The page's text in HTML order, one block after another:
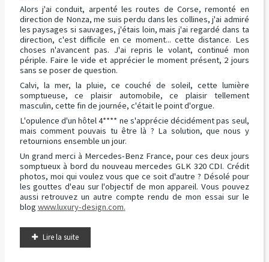
Alors j'ai conduit, arpenté les routes de Corse, remonté en
direction de Nonza, me suis perdu dans les collines, j'ai admiré
les paysages si sauvages, j'étais loin, mais j'ai regardé dans ta
direction, c'est difficile en ce moment... cette distance. Les
choses n'avancent pas. J'ai repris le volant, continué mon
périple. Faire le vide et apprécier le moment présent, 2 jours
sans se poser de question.
Calvi, la mer, la pluie, ce couché de soleil, cette lumière
somptueuse, ce plaisir automobile, ce plaisir tellement
masculin, cette fin de journée, c'était le point d'orgue.
L'opulence d'un hôtel 4**** ne s'apprécie décidément pas seul,
mais comment pouvais tu être là ? La solution, que nous y
retournions ensemble un jour.
Un grand merci à Mercedes-Benz France, pour ces deux jours
somptueux à bord du nouveaumercedes GLK 320 CDI. Crédit
photos, moi qui voulez vous que ce soit d'autre ? Désolé pour
les gouttes d'eau sur l'objectif de mon appareil. Vous pouvez
aussi retrouvez un autre compte rendu de mon essai sur le
blog www.luxury-design.com.
Lire la suite